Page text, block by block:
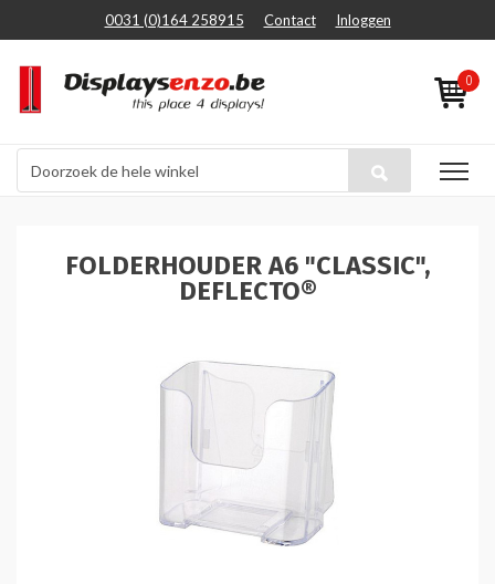
0031 (0)164 258915 Contact Inloggen
0
FOLDERHOUDER A6 "CLASSIC",
DEFLECTO®